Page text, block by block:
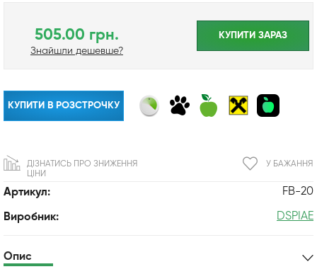
Артикул: FB-20
Виробник: DSPIAE
505.00 грн.
Знайшли дешевше?
КУПИТИ ЗАРАЗ
КУПИТИ В РОЗСТРОЧКУ
У БАЖАННЯ
ДІЗНАТИСЬ ПРО ЗНИЖЕННЯ
ЦІНИ
Опис